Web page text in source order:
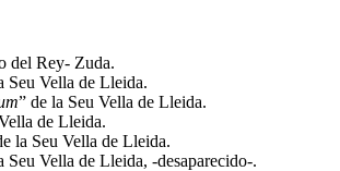
del Rey- Zuda.
Seu Vella de Lleida.
” de la Seu Vella de Lleida.
de Lleida.
la Seu Vella de Lleida.
Seu Vella de Lleida, -desaparecido-.